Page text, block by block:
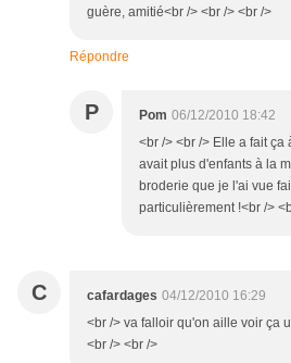
guère, amitié<br /> <br /> <br />
Répondre
P Pom 06/12/2010 18:42
<br /> <br /> Elle a fait
avait plus d'enfants à la
broderie que je l'ai vue
particulièrement !<br />
C cafardages 04/12/2010 16:29
<br /> va falloir qu'on aille voir ça
<br /> <br />